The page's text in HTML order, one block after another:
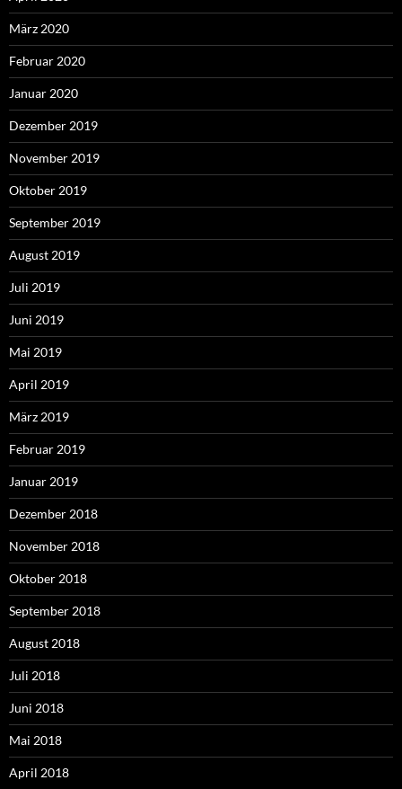
März 2020
Februar 2020
Januar 2020
Dezember 2019
November 2019
Oktober 2019
September 2019
August 2019
Juli 2019
Juni 2019
Mai 2019
April 2019
März 2019
Februar 2019
Januar 2019
Dezember 2018
November 2018
Oktober 2018
September 2018
August 2018
Juli 2018
Juni 2018
Mai 2018
April 2018